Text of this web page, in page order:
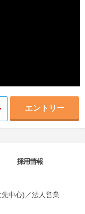
エントリー
採用情報
中心)／法人営業